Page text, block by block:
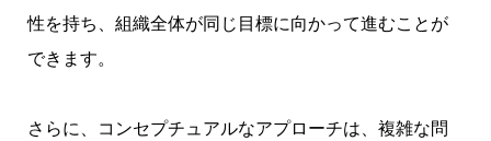
性を持ち、組織全体が同じ目標に向かって進むことが
できます。
さらに、コンセプチュアルなアプローチは、複雑な問